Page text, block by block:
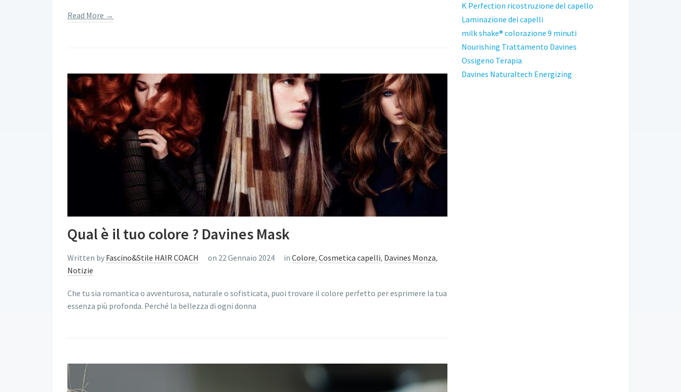
Read More →
Qual è il tuo colore ? Davines Mask
Written by Fascino&Stile HAIR COACH on 22 Gennaio 2024 in Colore, Cosmetica capelli, Davines Monza,
Notizie
Che tu sia romantica o avventurosa, naturale o sofisticata, puoi trovare il colore perfetto per esprimere la tua
essenza più profonda. Perché la bellezza di ogni donna
K Perfection ricostruzione del capello
Laminazione dei capelli
milk shake® colorazione 9 minuti
Nourishing Trattamento Davines
Ossigeno Terapia
Davines Naturaltech Energizing